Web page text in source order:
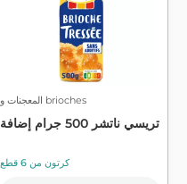
المعجنات و brioches
تريسي ناتشر 500 جرام إضافة
كرتون من 6 قطع